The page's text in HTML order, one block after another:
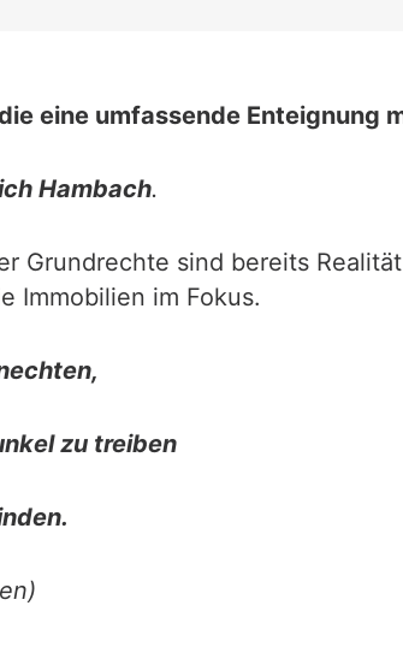
eine umfassende Enteignung
Hambach.
Grundrechte sind bereits
Immobilien im Fokus.
zu treiben